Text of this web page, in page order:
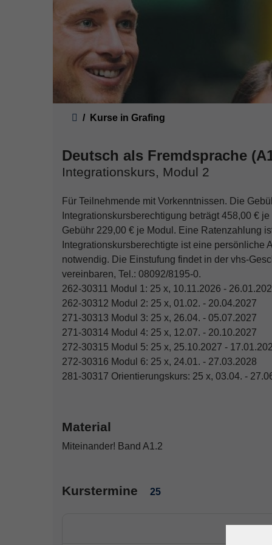
Kurse in Grafing
Deutsch als Fremdsprache
Integrationskurs, Modul 2
Für Teilnehmende mit Vorkenntnissen. Die
Integrationskursberechtigung beträgt 458,00 €
Gebühr 229,00 € je Modul. Eine Ratenzahlung
Integrationskursberechtigte ist eine
notwendig. Die Einstufung findet in der vhs-
vereinbaren, Tel.: 08092/8195-0.
262-30311 Modul 1: 25 x, 10.11.2026 -
262-30312 Modul 2: 25 x, 01.02. - 20.04.2027
271-30313 Modul 3: 25 x, 26.04. - 05.07.2027
271-30314 Modul 4: 25 x, 12.07. - 20.10.2027
272-30315 Modul 5: 25 x, 25.10.2027 -
272-30316 Modul 6: 25 x, 24.01. - 27.03.2028
281-30317 Orientierungskurs: 25 x, 03.04. -
Material
Miteinander! Band A1.2
Kurstermine 25